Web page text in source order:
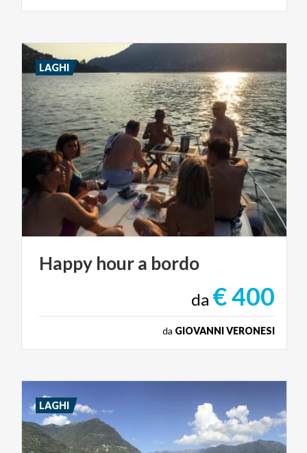
Happy houra bordo
da € 400
da GIOVANNI VERONESI
LAGHI
LAGHI